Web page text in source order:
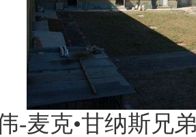
-麦克•甘纳斯兄